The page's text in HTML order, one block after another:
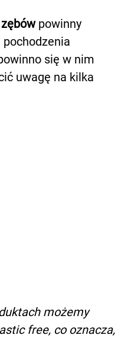
powinny
się w nim
uwagę na kilka
możemy
free, co oznacza,